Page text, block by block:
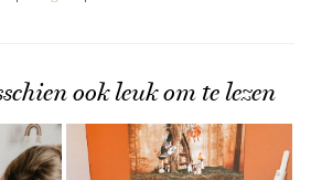
ook leuk om te lezen